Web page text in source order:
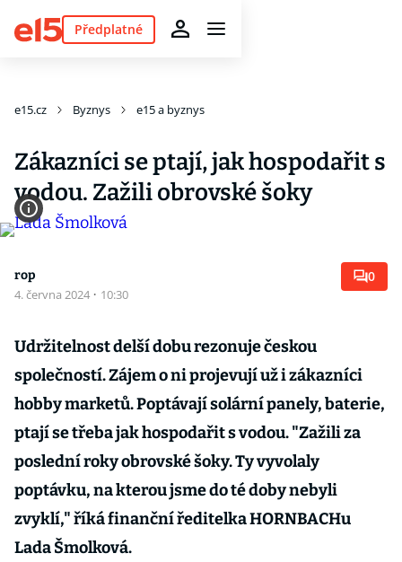
Předplatné
e15.cz Byznys e15 a byznys
Zákazníci se ptají, jak hospodařit s
vodou. Zažili obrovské šoky
rop
4. června 2024 · 10:30
0
Udržitelnost delší dobu rezonuje českou
společností. Zájem o ni projevují už i zákazníci
hobby marketů. Poptávají solární panely, baterie,
ptají se třeba jak hospodařit s vodou. "Zažili za
poslední roky obrovské šoky. Ty vyvolaly
poptávku, na kterou jsme do té doby nebyli
zvyklí," říká finanční ředitelka HORNBACHu
Lada Šmolková.